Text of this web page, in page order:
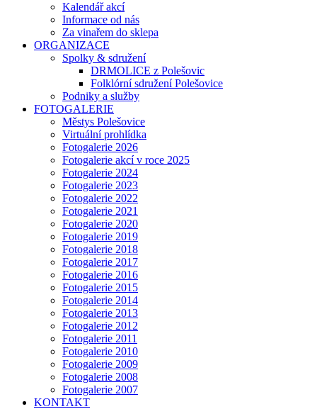
Kalendář akcí
Informace od nás
Za vinařem do sklepa
ORGANIZACE
Spolky & sdružení
DRMOLICE z Polešovic
Folklórní sdružení Polešovice
Podniky a služby
FOTOGALERIE
Městys Polešovice
Virtuální prohlídka
Fotogalerie 2026
Fotogalerie akcí v roce 2025
Fotogalerie 2024
Fotogalerie 2023
Fotogalerie 2022
Fotogalerie 2021
Fotogalerie 2020
Fotogalerie 2019
Fotogalerie 2018
Fotogalerie 2017
Fotogalerie 2016
Fotogalerie 2015
Fotogalerie 2014
Fotogalerie 2013
Fotogalerie 2012
Fotogalerie 2011
Fotogalerie 2010
Fotogalerie 2009
Fotogalerie 2008
Fotogalerie 2007
KONTAKT